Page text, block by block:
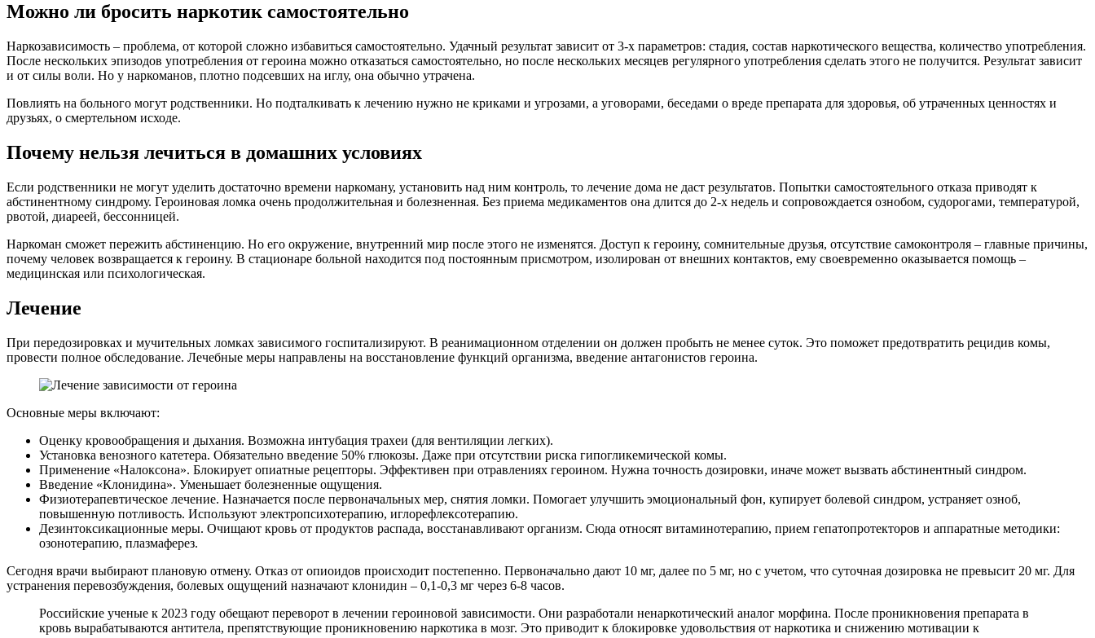
Можно ли бросить наркотик самостоятельно
Наркозависимость – проблема, от которой сложно избавиться самостоятельно. Удачный результат зависит от 3-х параметров: стадия, состав наркотического вещества, количество употребления.
После нескольких эпизодов употребления от героина можно отказаться самостоятельно, но после нескольких месяцев регулярного употребления сделать этого не получится. Результат зависит
и от силы воли. Но у наркоманов, плотно подсевших на иглу, она обычно утрачена.
Повлиять на больного могут родственники. Но подталкивать к лечению нужно не криками и угрозами, а уговорами, беседами о вреде препарата для здоровья, об утраченных ценностях и
друзьях, о смертельном исходе.
Почему нельзя лечиться в домашних условиях
Если родственники не могут уделить достаточно времени наркоману, установить над ним контроль, то лечение дома не даст результатов. Попытки самостоятельного отказа приводят к
абстинентному синдрому. Героиновая ломка очень продолжительная и болезненная. Без приема медикаментов она длится до 2-х недель и сопровождается ознобом, судорогами, температурой,
рвотой, диареей, бессонницей.
Наркоман сможет пережить абстиненцию. Но его окружение, внутренний мир после этого не изменятся. Доступ к героину, сомнительные друзья, отсутствие самоконтроля – главные причины,
почему человек возвращается к героину. В стационаре больной находится под постоянным присмотром, изолирован от внешних контактов, ему своевременно оказывается помощь –
медицинская или психологическая.
Лечение
При передозировках и мучительных ломках зависимого госпитализируют. В реанимационном отделении он должен пробыть не менее суток. Это поможет предотвратить рецидив комы,
провести полное обследование. Лечебные меры направлены на восстановление функций организма, введение антагонистов героина.
Основные меры включают:
Оценку кровообращения и дыхания. Возможна интубация трахеи (для вентиляции легких).
Установка венозного катетера. Обязательно введение 50% глюкозы. Даже при отсутствии риска гипогликемической комы.
Применение «Налоксона». Блокирует опиатные рецепторы. Эффективен при отравлениях героином. Нужна точность дозировки, иначе может вызвать абстинентный синдром.
Введение «Клонидина». Уменьшает болезненные ощущения.
Физиотерапевтическое лечение. Назначается после первоначальных мер, снятия ломки. Помогает улучшить эмоциональный фон, купирует болевой синдром, устраняет озноб,
повышенную потливость. Используют электропсихотерапию, иглорефлексотерапию.
Дезинтоксикационные меры. Очищают кровь от продуктов распада, восстанавливают организм. Сюда относят витаминотерапию, прием гепатопротекторов и аппаратные методики:
озонотерапию, плазмаферез.
Сегодня врачи выбирают плановую отмену. Отказ от опиоидов происходит постепенно. Первоначально дают 10 мг, далее по 5 мг, но с учетом, что суточная дозировка не превысит 20 мг. Для
устранения перевозбуждения, болевых ощущений назначают клонидин – 0,1-0,3 мг через 6-8 часов.
Российские ученые к 2023 году обещают переворот в лечении героиновой зависимости. Они разработали ненаркотический аналог морфина. После проникновения препарата в
кровь вырабатываются антитела, препятствующие проникновению наркотика в мозг. Это приводит к блокировке удовольствия от наркотика и снижению мотивации к